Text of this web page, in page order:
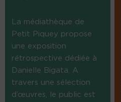
La médiathèque de
Petit Piquey propose
une exposition
rétrospective dédiée à
Danielle Bigata. A
travers une sélection
d’œuvres, le public est